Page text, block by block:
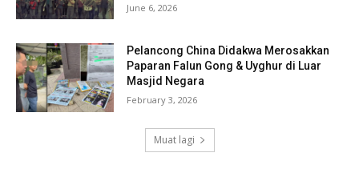
June 6, 2026
Pelancong China Didakwa Merosakkan
Paparan Falun Gong & Uyghur di Luar
Masjid Negara
February 3, 2026
Muat lagi